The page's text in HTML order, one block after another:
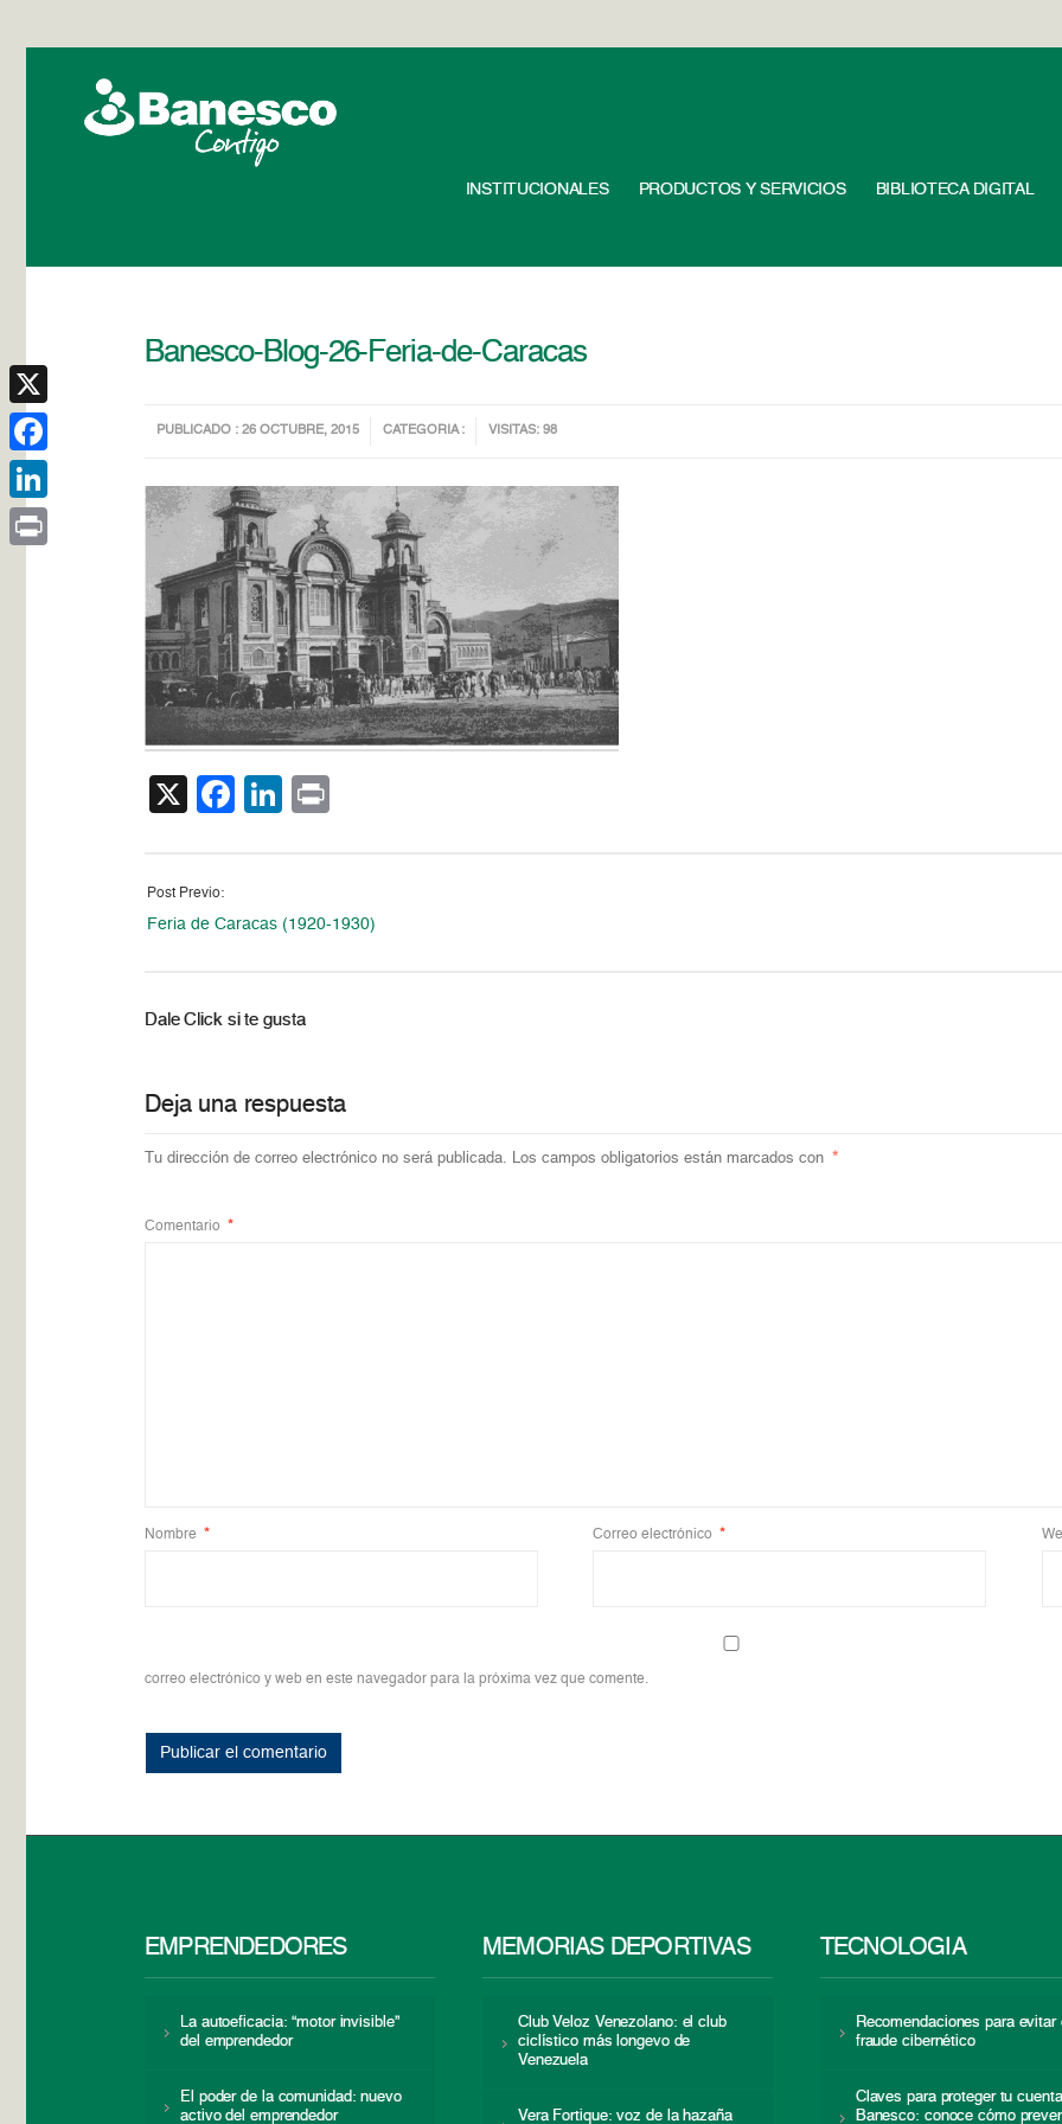
INSTITUCIONALES PRODUCTOS Y SERVICIOS BIBLIOTECA DIGITAL
Banesco-Blog-26-Feria-de-Caracas
PUBLICADO : 26 OCTUBRE, 2015 CATEGORIA : VISITAS: 98
X Facebook
LinkedIn
Post Previo:
Feria de Caracas (1920-1930)
Dale Click si te gusta
Deja una respuesta
Tu dirección de correo electrónico no será publicada. Los campos obligatorios están marcados con *
Comentario *
Nombre * Correo electrónico *
correo electrónico y web en este navegador para la próxima vez que comente.
EMPRENDEDORES
La autoeficacia: “motor invisible”
del emprendedor
El poder de la comunidad: nuevo
activo del emprendedor
MEMORIAS DEPORTIVAS
Club Veloz Venezolano: el club
ciclístico más longevo de
Venezuela
Vera Fortique: voz de la hazaña
TECNOLOGÍA
Recomendaciones para evitar
fraude cibernético
Claves para proteger tu cuenta
Banesco: conoce cómo
X
Facebook
LinkedIn